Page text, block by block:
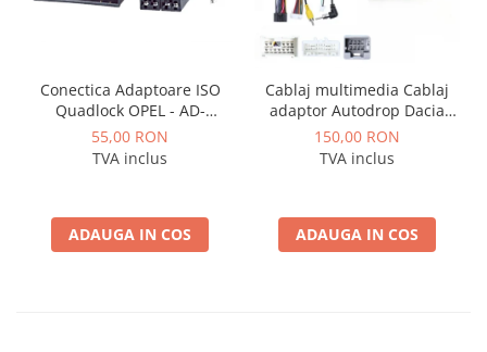
Conectica Adaptoare ISO
Quadlock OPEL - AD-
ISOOPEL
55,00 RON
TVA inclus
ADAUGA IN COS
Cablaj multimedia Cablaj
adaptor Autodrop Dacia
Logan / Sandero pentru
Navigatii multimedia
150,00 RON
TVA inclus
ADAUGA IN COS